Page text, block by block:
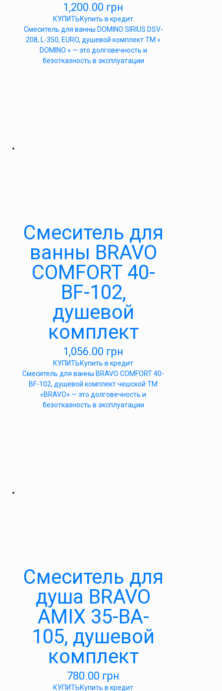
1,200.00 грн
КУПИТЬКупить в кредит
Cмеситель для ванны DOMINO SIRIUS DSV-
208, L-350, EURO, душевой комплект ТМ »
DOMINO » — это долговечность и
безотказность в эксплуатации
Cмеситель для
ванны BRAVO
COMFORT 40-
BF-102,
душевой
комплект
1,056.00 грн
КУПИТЬКупить в кредит
Cмеситель для ванны BRAVO COMFORT 40-
BF-102, душевой комплект чешской ТМ
«BRAVO» — это долговечность и
безотказность в эксплуатации
Cмеситель для
душа BRAVO
AMIX 35-BA-
105, душевой
комплект
780.00 грн
КУПИТЬКупить в кредит